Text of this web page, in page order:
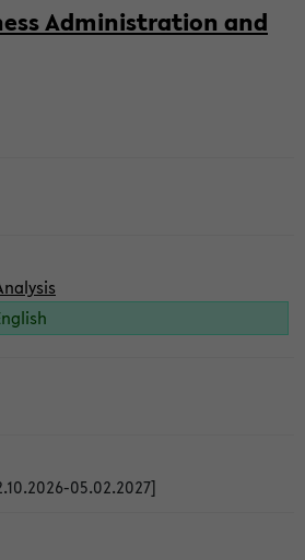
Administration and
05.02.2027]